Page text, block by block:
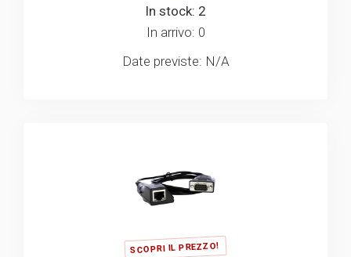
In stock: 2
In arrivo: 0
Date previste: N/A
SCOPRI IL PREZZO!